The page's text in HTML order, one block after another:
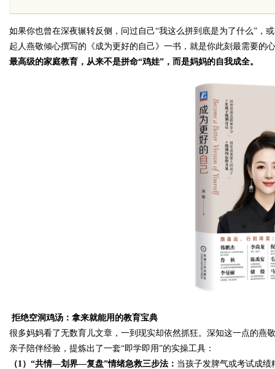
d
如果你也曾在深夜辗转反侧，问过自己“我这么拼到底是为了什么”，
起人燕敬倾心撰写的《成为更好的自己》一书，就是你此刻最需要的
最高级的家庭教育，从来不是拼命“鸡娃”，而是妈妈的自我成全。
拒绝空洞鸡汤：拿来就能用的教育宝典
很多妈妈看了无数育儿文章，一到现实却依然抓狂。深知这一点的燕
亲子陪伴经验，提炼出了一套“即学即用”的实操工具：
（1） “共情—划界—复盘”情绪急救三步法： 当孩子发脾气或考试成